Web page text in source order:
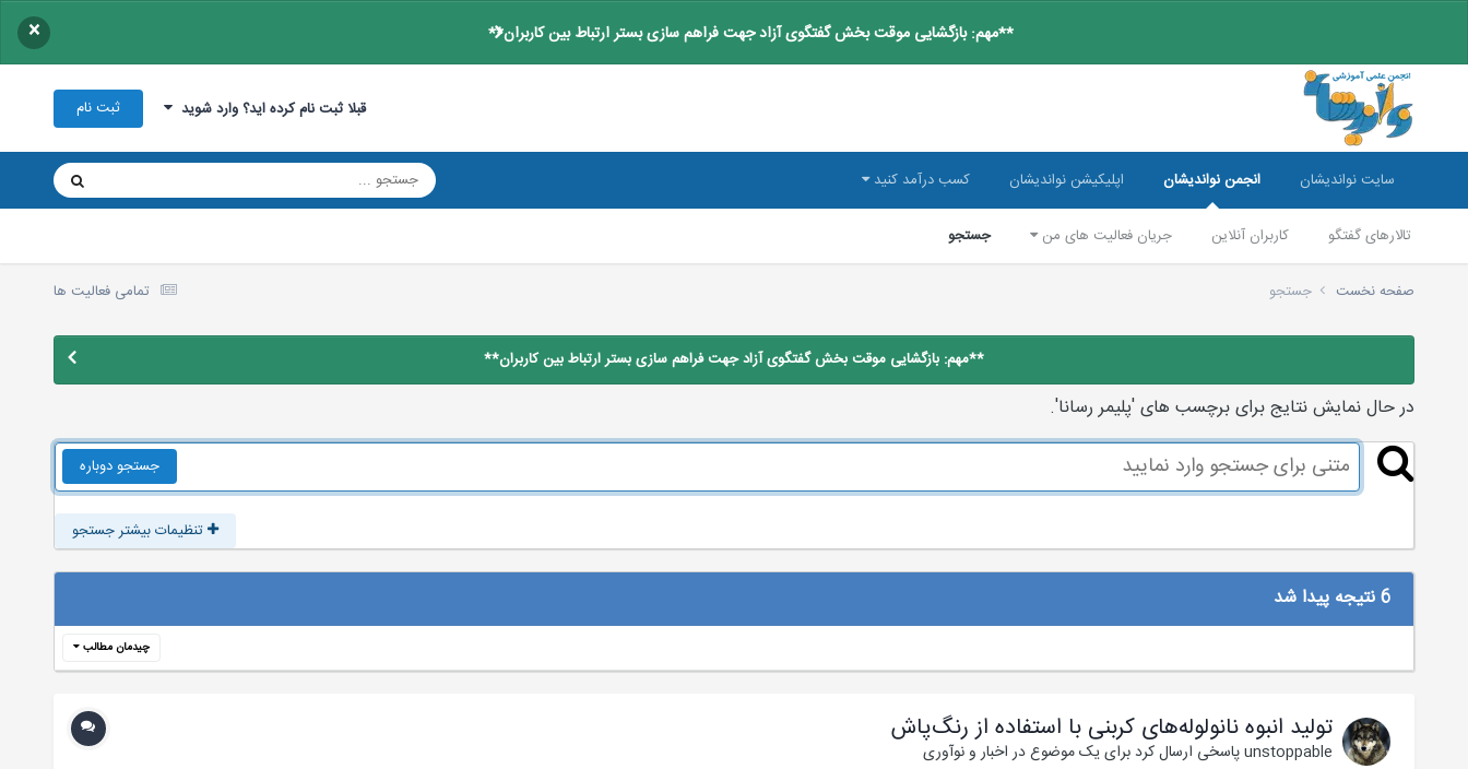
**مهم: بازگشایی موقت بخش گفتگوی آزاد جهت فراهم سازی بستر ارتباط بین کاربران** ×
قبلا ثبت نام کرده اید؟ وارد شوید ثبت نام
سایت نواندیشان انجمن نواندیشان
تالارهای گفتگو کاربران آنلاین جریان فعالیت های من جستجو
اپلیکیشن نواندیشان کسب درآمد کنید
تمامی فعالیت ها صفحه نخست جستجو
**مهم: بازگشایی موقت بخش گفتگوی آزاد جهت فراهم سازی بستر ارتباط بین کاربران**
در حال نمایش نتایج برای برچسب های 'پلیمر رسانا'.
جستجو دوباره
تنظیمات بیشتر جستجو
6 نتیجه پیدا شد
چیدمان مطالب
تولید انبوه نانولوله‌های کربنی با استفاده از رنگ‌پاش
unstoppableپاسخی ارسال کرد برای یک موضوع دراخبار و نوآوری